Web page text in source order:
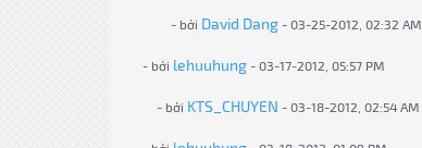
- bởi David Dang- 03-25-2012, 02:32 AM
- bởi lehuuhung- 03-17-2012, 05:57 PM
- bởi KTS_CHUYEN - 03-18-2012, 02:54 AM